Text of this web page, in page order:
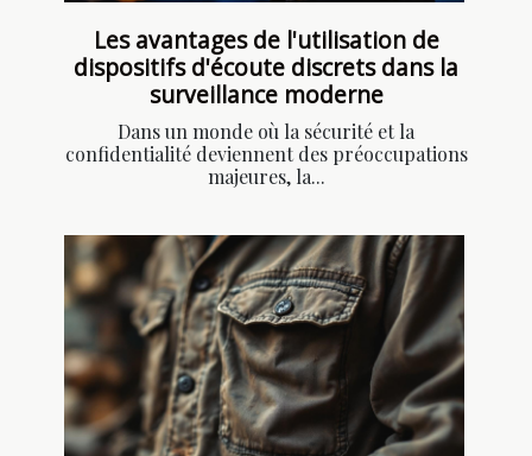
Les avantages de l'utilisation de
dispositifs d'écoute discrets dans la
surveillance moderne
Dans un monde où la sécurité et la
confidentialité deviennent des préoccupations
majeures, la...